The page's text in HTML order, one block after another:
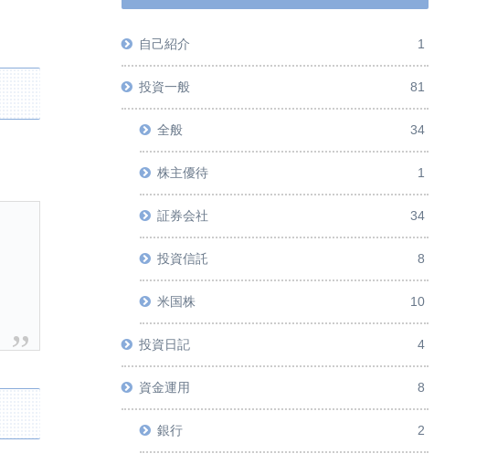
自己紹介 1
投資一般 81
全般 34
株主優待 1
証券会社 34
投資信託 8
米国株 10
投資日記 4
資金運用 8
銀行 2